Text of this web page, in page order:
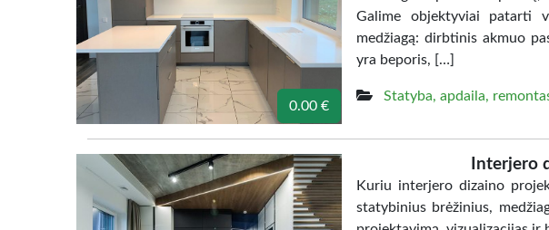
0.00 €
Galime objektyviai patarti
medžiagą: dirbtinis akmuo
yra beporis, […]
Statyba, apdaila,
Interjero
Kuriu interjero dizaino
statybinius brėžinius,